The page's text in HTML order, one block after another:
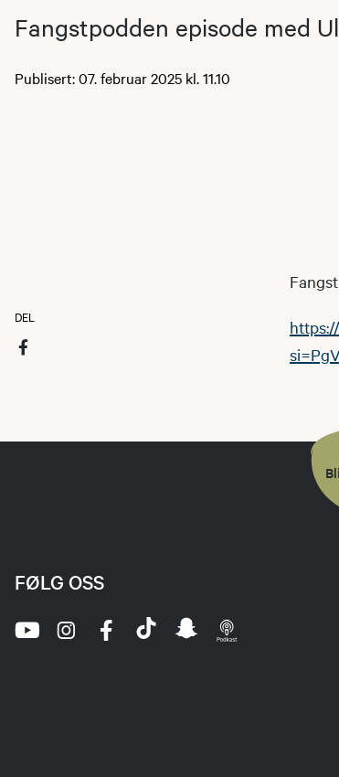
Fangstpodden episode med
Publisert: 07. februar 2025 kl. 11.10
DEL
FØLG OSS